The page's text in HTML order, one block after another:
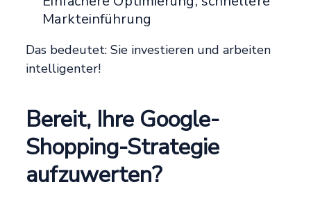
Markteinführung
Das bedeutet: Sie investieren und arbeiten
intelligenter!
Bereit, Ihre Google-
Shopping-Strategie
aufzuwerten?